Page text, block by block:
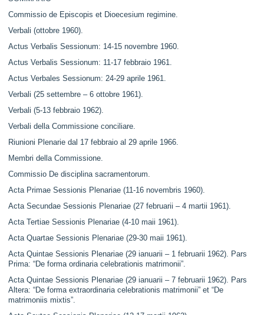
Commissio de Episcopis et Dioecesium regimine.
Verbali (ottobre 1960).
Actus Verbalis Sessionum: 14-15 novembre 1960.
Actus Verbalis Sessionum: 11-17 febbraio 1961.
Actus Verbales Sessionum: 24-29 aprile 1961.
Verbali (25 settembre – 6 ottobre 1961).
Verbali (5-13 febbraio 1962).
Verbali della Commissione conciliare.
Riunioni Plenarie dal 17 febbraio al 29 aprile 1966.
Membri della Commissione.
Commissio De disciplina sacramentorum.
Acta Primae Sessionis Plenariae (11-16 novembris 1960).
Acta Secundae Sessionis Plenariae (27 februarii – 4 martii 1961).
Acta Tertiae Sessionis Plenariae (4-10 maii 1961).
Acta Quartae Sessionis Plenariae (29-30 maii 1961).
Acta Quintae Sessionis Plenariae (29 ianuarii – 1 februarii 1962). Pars
Prima: “De forma ordinaria celebrationis matrimonii”.
Acta Quintae Sessionis Plenariae (29 ianuarii – 7 februarii 1962). Pars
Altera: “De forma extraordinaria celebrationis matrimonii” et “De
matrimoniis mixtis”.